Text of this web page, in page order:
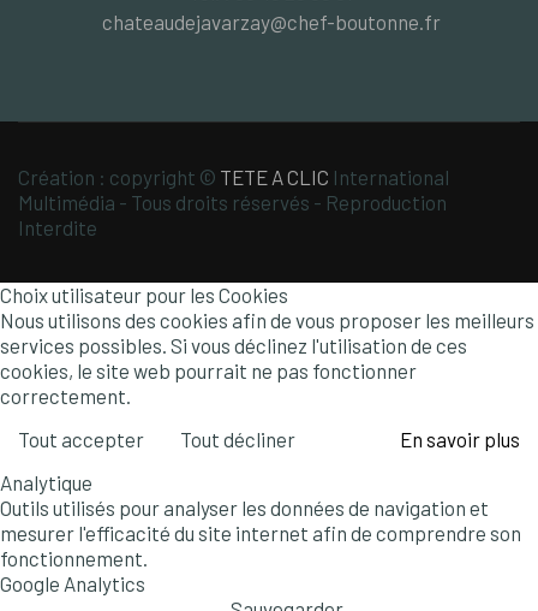
chateaudejavarzay@chef-boutonne.fr
Création : copyright © TETE A CLIC International
Multimédia - Tous droits réservés - Reproduction
Interdite
Choix utilisateur pour les Cookies
Nous utilisons des cookies afin de vous proposer les meilleurs
services possibles. Si vous déclinez l'utilisation de ces
cookies, le site web pourrait ne pas fonctionner
correctement.
Tout accepter
Tout décliner
En savoir plus
Analytique
Outils utilisés pour analyser les données de navigation et
mesurer l'efficacité du site internet afin de comprendre son
fonctionnement.
Google Analytics